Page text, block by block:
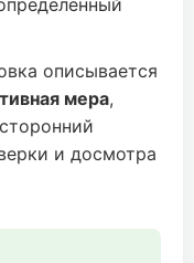
описывается
мера,
и досмотра